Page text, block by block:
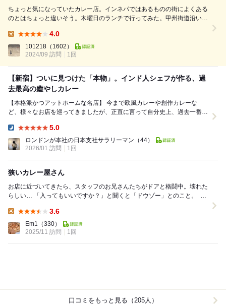
ちょっと気になっていたカレー店。インネパではあるものの街によくある
のとはちょっと違いそう。木曜日のランチで行ってみた。甲州街道沿いの
のカウンター席です。奥の方の席に座りメニューチェック！ランチはAか
らHまで。他にバターチキン、ビーフ...
4.0
101218 （1602）
2024/09 訪問
1回
【新宿】ついに見つけた「本物」。インド人シェフが作る、過
去最高の癒やしカレー
【本格派かつアットホームな名店】 今まで欧風カレーや創作カレーな
ど、様々なお店を巡ってきましたが、正直に言って自分史上、過去一番美
5.0
ロンドンが本社の日本支社サラリーマン （44）
2026/01 訪問
1回
狭いカレー屋さん
お店に近づいてきたら、スタッフのお兄さんたちがドアと格闘中。壊れた
らしい…⁡ 「入ってもいいですか？」と聞くと「ドウゾー」とのこと。⁡ ⁡ ぐ
3.6
Em1 （330）
2025/11 訪問
1回
口コミをもっと見る（205人）